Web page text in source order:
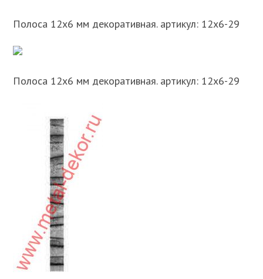
Полоса 12х6 мм декоративная. артикул: 12х6-29
Полоса 12х6 мм декоративная. артикул: 12х6-29